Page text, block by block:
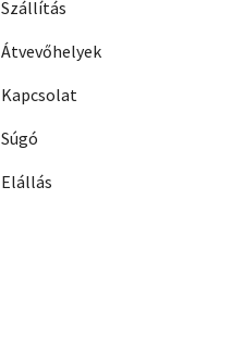
Szállítás
Átvevőhelyek
Kapcsolat
Súgó
Elállás